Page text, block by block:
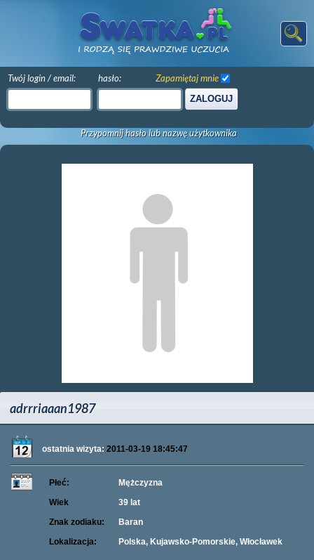
Twój login / email: hasło:
ZALOGUJ
Zapamiętaj mnie
Przypomnij hasło lub nazwę użytkownika
adrrriaaan1987
ostatnia wizyta: 2011-03-19 18:45:47
Płeć:
Mężczyzna
Wiek
39 lat
Znak zodiaku:
Baran
Lokalizacja:
Polska, Kujawsko-Pomorskie, Włocławek